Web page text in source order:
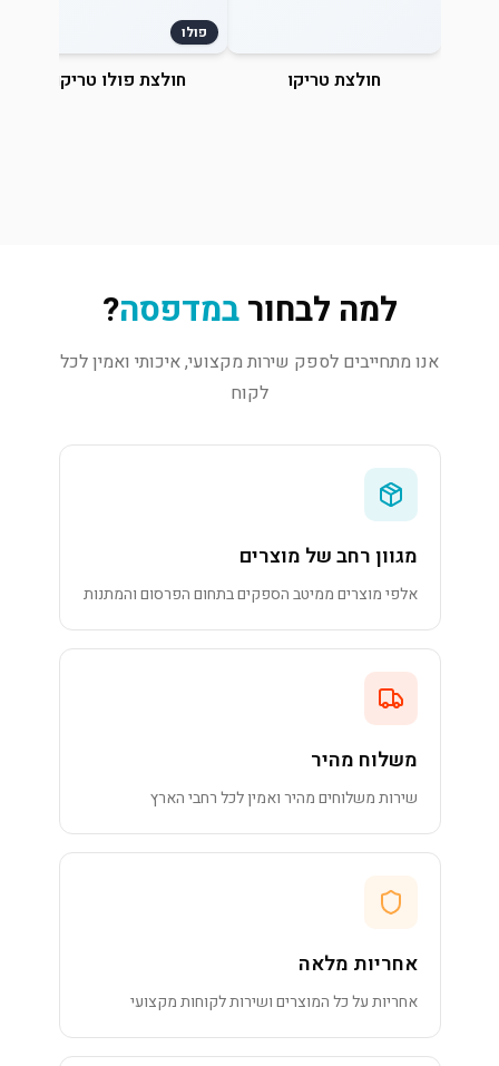
חולצת טריקו
פולו
חולצת פולו טריקו
למה לבחורבמדפסה?
אנו מתחייבים לספק שירות מקצועי, איכותי ואמין לכל
לקוח
מגוון רחב של מוצרים
אלפי מוצרים ממיטב הספקים בתחום הפרסום והמתנות
משלוח מהיר
שירות משלוחים מהיר ואמין לכל רחבי הארץ
אחריות מלאה
אחריות על כל המוצרים ושירות לקוחות מקצועי